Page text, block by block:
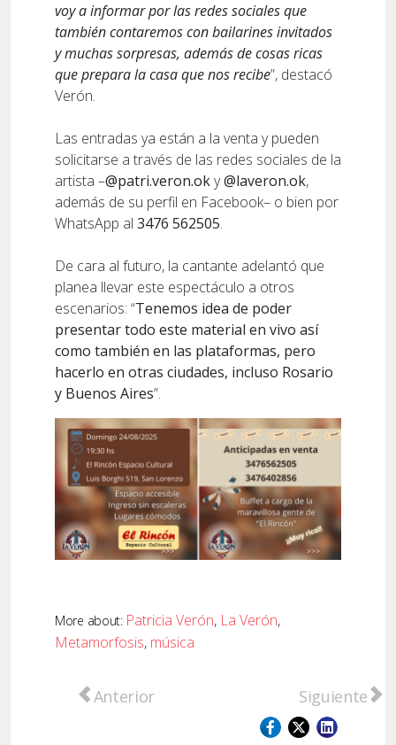
voy a informar por las redes sociales que
también contaremos con bailarines invitados
y muchas sorpresas, además de cosas ricas
que prepara la casa que nos recibe”, destacó
Verón.
Las entradas ya están a la venta y pueden
solicitarse a través de las redes sociales de la
artista –@patri.veron.oky@laveron.ok,
además de su perfil en Facebook– o bien por
WhatsApp al 3476 562505.
De cara al futuro, la cantante adelantó que
planea llevar este espectáculo a otros
escenarios: “Tenemos idea de poder
presentar todo este material en vivo así
como también en las plataformas, pero
hacerlo en otras ciudades, incluso Rosario
y Buenos Aires”.
More about: Patricia Verón, La Verón,
Metamorfosis, música
Artículo anterior: Noche de folclore y
Anterior Artículo
Siguiente